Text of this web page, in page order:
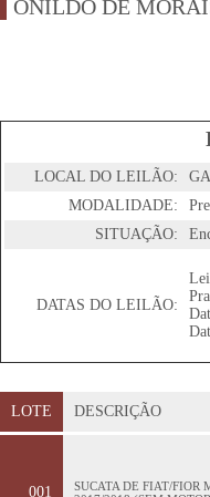
ONILDO DE
LOCAL DO LEILÃO:
MODALIDADE:
SITUAÇÃO:
DATAS DO LEILÃO:
LOTE DESCRIÇÃO
001
SUCATA DE FIAT/FIOR